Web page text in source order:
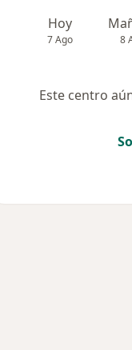
Hoy
7 Ago 8
Este centro